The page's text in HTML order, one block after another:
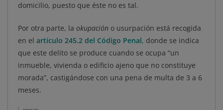
domicilio, puesto que éste no es tal.
Por otra parte, la okupación o usurpación está recogida
en el artículo 245.2 del Código Penal, donde se indica
que este delito se produce cuando se ocupa “un
inmueble, vivienda o edificio ajeno que no constituye
morada”, castigándose con una pena de multa de 3 a 6
meses.